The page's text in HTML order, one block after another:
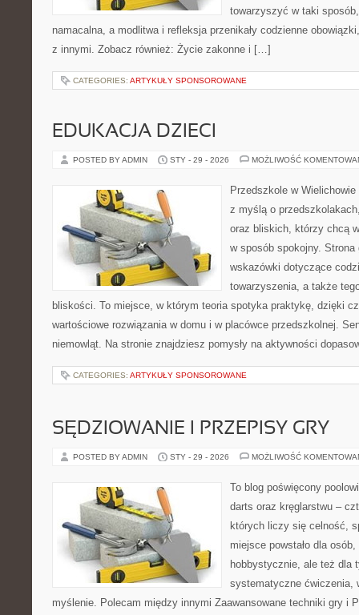
towarzyszyć w taki
namacalna, a modlitwa i refleksja przenikały codzienne
z innymi. Zobacz również: Życie zakonne i […]
CATEGORIES: ARTYKUŁY SPONSOROWANE
EDUKACJA DZIECI
POSTED BY ADMIN STY - 29 - 2026 MOŻLIWOŚĆ
Przedszkole w
z myślą o
oraz bliskich, którzy chcą
w sposób spokojny.
wskazówki dotyczące
towarzyszenia, a także
bliskości. To miejsce, w którym teoria spotyka praktykę, dzięki
wartościowe rozwiązania w domu i w placówce przedszkolnej.
niemowląt. Na stronie znajdziesz pomysły na aktywności
CATEGORIES: ARTYKUŁY SPONSOROWANE
SĘDZIOWANIE I PRZEPISY GRY
POSTED BY ADMIN STY - 29 - 2026 MOŻLIWOŚĆ
To blog poświęcony
darts oraz kręglarstwu –
których liczy się celność,
miejsce powstało dla
hobbystycznie, ale też dla
systematyczne ćwiczenia,
myślenie. Polecam między innymi Zaawansowane techniki gry i